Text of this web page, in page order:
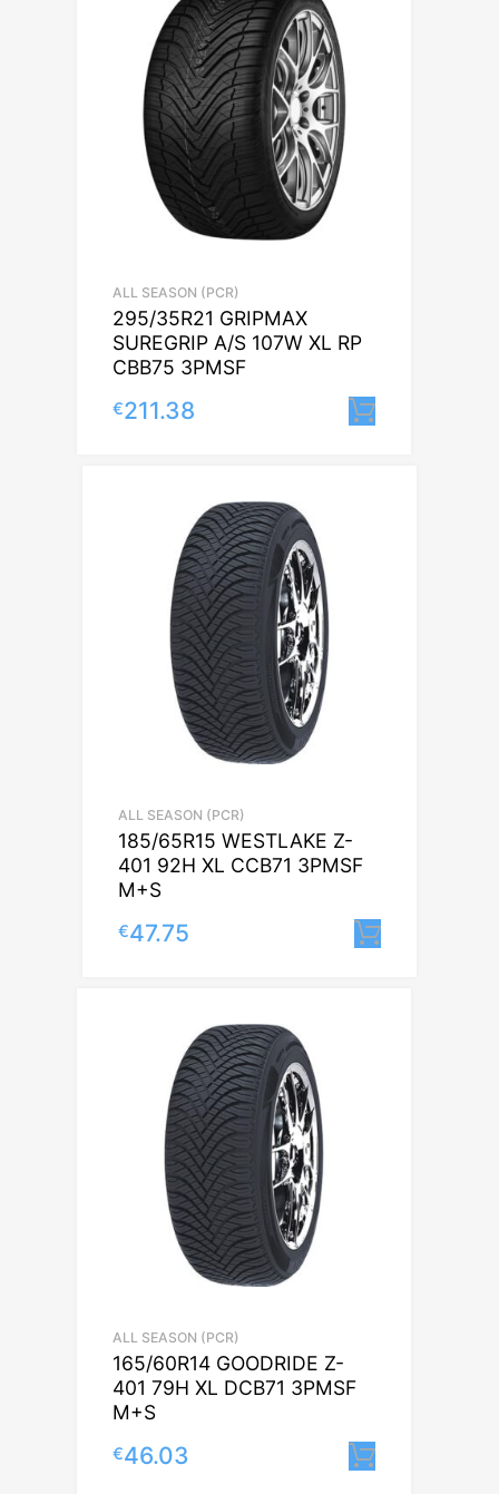
ALL SEASON (PCR)
295/35R21 GRIPMAX
SUREGRIP A/S 107W XL RP
CBB75 3PMSF
€211.38
ALL SEASON (PCR)
185/65R15 WESTLAKE Z-
401 92H XL CCB71 3PMSF
M+S
€47.75
ALL SEASON (PCR)
165/60R14 GOODRIDE Z-
401 79H XL DCB71 3PMSF
M+S
€46.03